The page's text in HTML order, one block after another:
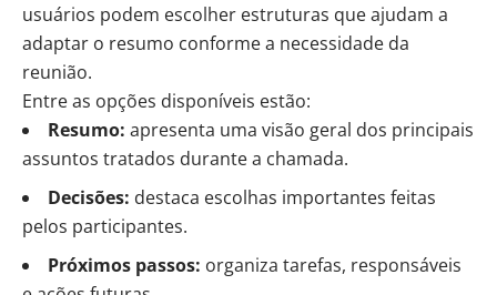
usuários podem escolher estruturas que ajudam a
adaptar o resumo conforme a necessidade da
reunião.
Entre as opções disponíveis estão:
Resumo: apresenta uma visão geral dos principais
assuntos tratados durante a chamada.
Decisões: destaca escolhas importantes feitas
pelos participantes.
Próximos passos: organiza tarefas, responsáveis